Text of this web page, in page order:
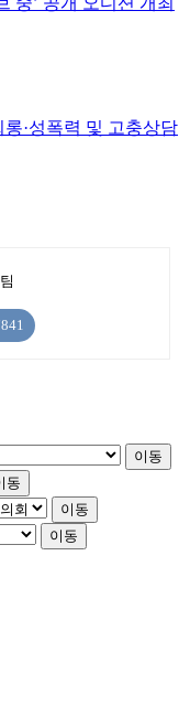
·성폭력 및 고충상담
이동
동
이동
이동